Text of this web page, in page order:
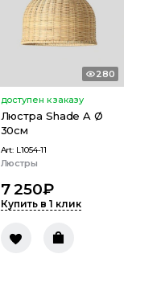
280
доступен к заказу
Люстра Shade A Ø
30см
Art: L1054-11
Люстры
7 250₽
Купить в 1 клик